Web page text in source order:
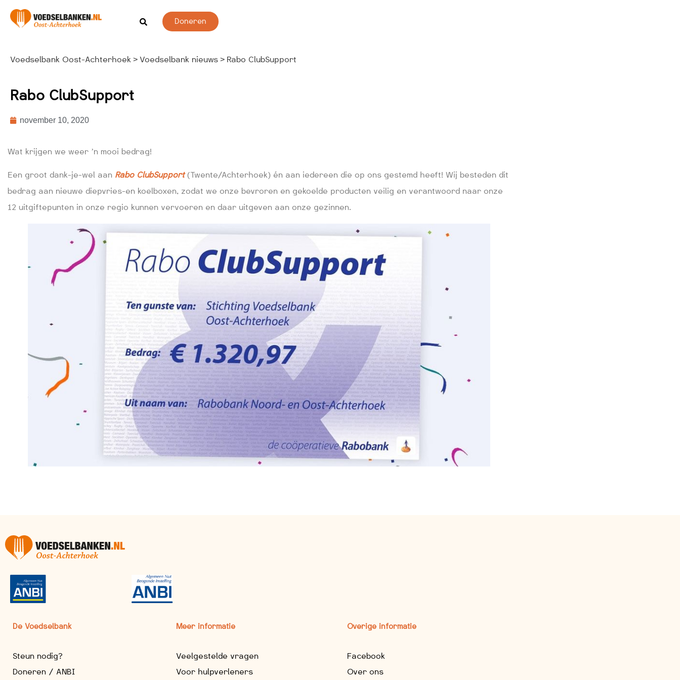
Doneren
Voedselbank Oost-Achterhoek > Voedselbank nieuws > Rabo ClubSupport
Rabo ClubSupport
november 10, 2020
Wat krijgen we weer ’n mooi bedrag!
Een groot dank-je-wel aan Rabo ClubSupport(Twente/Achterhoek) én aan iedereen die op ons gestemd heeft! Wij besteden dit
bedrag aan nieuwe diepvries-en koelboxen, zodat we onze bevroren en gekoelde producten veilig en verantwoord naar onze
12 uitgiftepunten in onze regio kunnen vervoeren en daar uitgeven aan onze gezinnen.
De Voedselbank
Steun nodig?
Doneren / ANBI
Meer informatie
Veelgestelde vragen
Voor hulpverleners
Overige informatie
Facebook
Over ons